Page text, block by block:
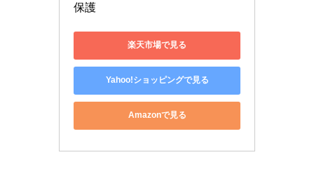
保護
楽天市場で見る
Yahoo!ショッピングで見る
Amazonで見る